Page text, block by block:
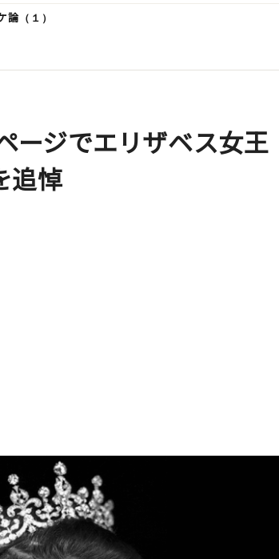
論（１）
ージでエリザベス女
追悼